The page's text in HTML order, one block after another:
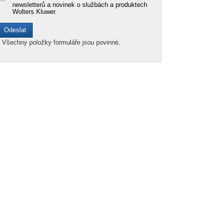
newsletterů a novinek o službách a produktech
Wolters Kluwer.
Všechny položky formuláře jsou povinné.